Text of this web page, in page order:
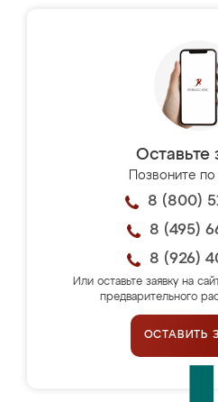
Оставьте
Позвоните
8 (800)
8 (495)
8 (926)
Или оставьте заявку на
предварительного
ОСТАВИТЬ